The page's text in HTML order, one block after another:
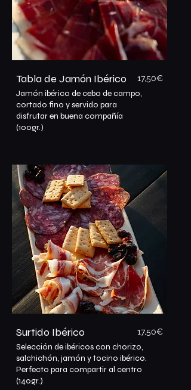
Tabla de Jamón Ibérico 17,50€
Jamón ibérico de cebo de campo,
cortado fino y servido para
disfrutar en buena compañía
(100gr.)
Surtido Ibérico 17,50€
Selección de ibéricos con chorizo,
salchichón, jamón y tocino ibérico.
Perfecto para compartir al centro
(140gr.)